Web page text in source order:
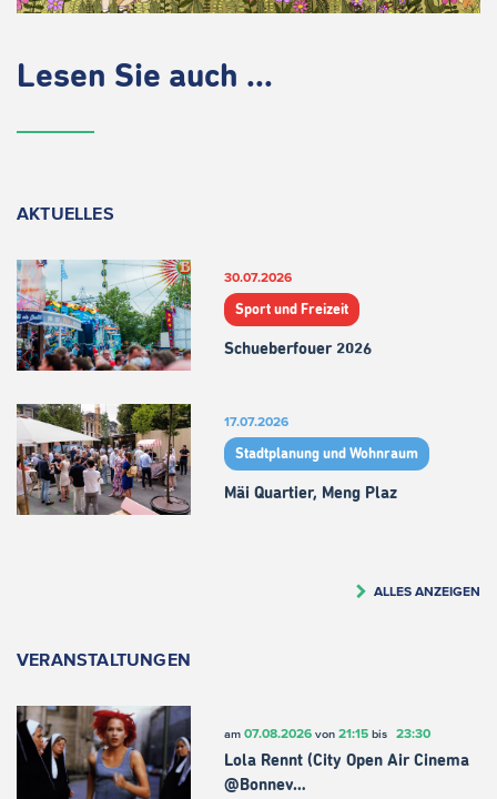
Lesen Sie auch ...
AKTUELLES
30.07.2026
Sport und Freizeit
Schueberfouer 2026
17.07.2026
Stadtplanung und Wohnraum
Mäi Quartier, Meng Plaz
ALLES ANZEIGEN
VERANSTALTUNGEN
am 07.08.2026von 21:15bis 23:30
Lola Rennt (City Open Air Cinema
@Bonnev…